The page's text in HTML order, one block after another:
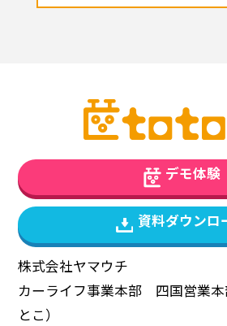
デモ体験
資料ダウンロ
株式会社ヤマウチ
カーライフ事業本部 四国営業
とこ）